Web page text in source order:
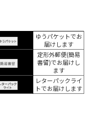
ゆうパケットでお
届けします
定形外郵便(簡易
書留)でお届けし
ます
レターパックライ
トでお届けします